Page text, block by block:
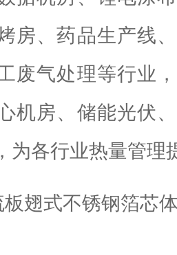
房、药品生产线
废气处理等行业
机房、储能光伏
为各行业热量管理